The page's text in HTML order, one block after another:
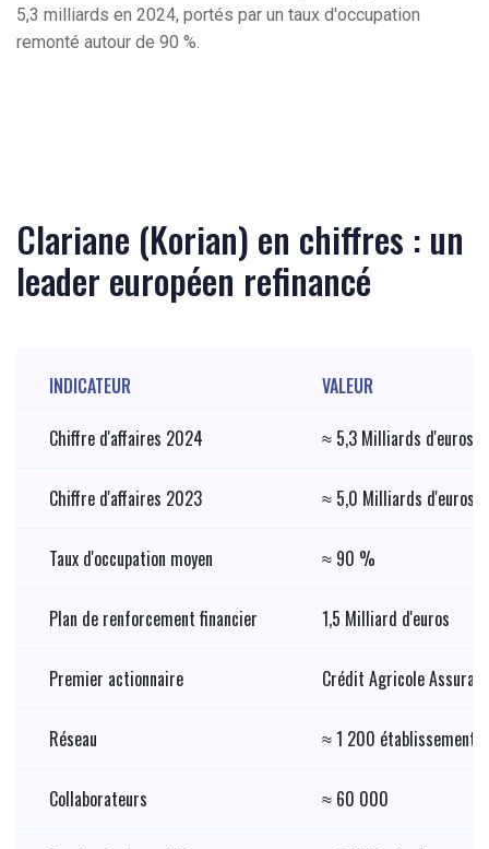
5,3 milliards en 2024, portés par un taux d'occupation
remonté autour de 90 %.
Clariane (Korian) en chiffres : un
leader européen refinancé
INDICATEUR
VALEUR
Chiffre d'affaires 2024
≈ 5,3 Milliards d'euros
Chiffre d'affaires 2023 ≈ 5,0 Milliards d'euros
Taux d'occupation moyen ≈ 90 %
Plan de renforcement financier 1,5 Milliard d'euros
Premier actionnaire Crédit Agricole
Réseau ≈ 1 200
Collaborateurs ≈ 60 000